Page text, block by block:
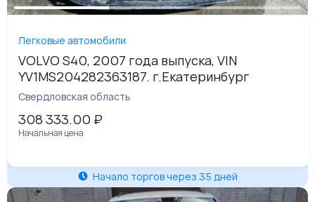
Легковые автомобили
VOLVO S40, 2007 года выпуска, VIN
YV1MS204282363187. г.Екатеринбург
Свердловская область
308 333.00 ₽
Начальная цена
Начало торгов через 35 дней